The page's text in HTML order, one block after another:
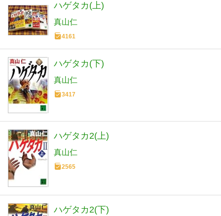
ハゲタカ(上)
真山仁
4161
ハゲタカ(下)
真山仁
3417
ハゲタカ2(上)
真山仁
2565
ハゲタカ2(下)